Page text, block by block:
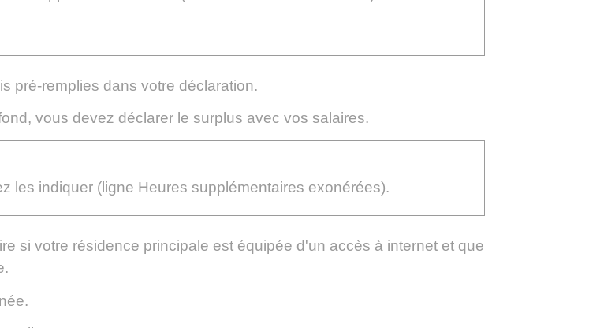
pré-remplies dans votre déclaration.
vous devez déclarer le surplus avec vos salaires.
les indiquer (ligne Heures supplémentaires exonérées).
si votre résidence principale est équipée d'un accès à internet et que